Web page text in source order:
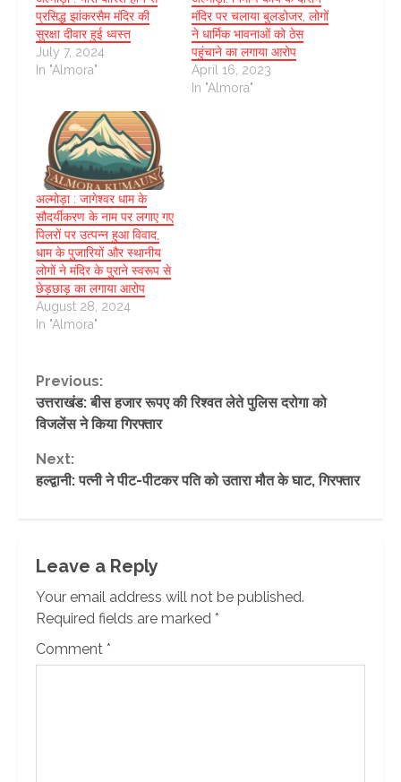
प्रसिद्ध झांकरसैम मंदिर की
सुरक्षा दीवार हुई ध्वस्त
July 7, 2024
In "Almora"
मंदिर पर चलाया बुलडोजर, लोगों
ने धार्मिक भावनाओं को ठेस
पहुंचाने का लगाया आरोप
April 16, 2023
In "Almora"
अल्मोड़ा : जागेश्वर धाम के
सौदर्यीकरण के नाम पर लगाए गए
पिलरों पर उत्पन्न हुआ विवाद,
धाम के पुजारियों और स्थानीय
लोगों ने मंदिर के पुराने स्वरूप से
छेड़छाड़ का लगाया आरोप
August 28, 2024
In "Almora"
Continue
Reading
Previous:
उत्तराखंड: बीस हजार रूपए की रिश्वत लेते पुलिस दरोगा को
विजलेंस ने किया गिरफ्तार
Next:
हल्द्वानी: पत्नी ने पीट-पीटकर पति को उतारा मौत के घाट, गिरफ्तार
Leave a Reply
Your email address will not be published.
Required fields are marked *
Comment *